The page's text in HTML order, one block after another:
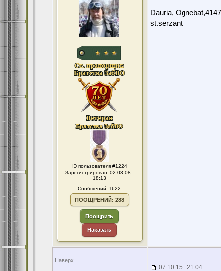
ID пользователя #1224
Зарегистрирован: 02.03.08 :
18:13
Сообщений: 1622
ПООЩРЕНИЙ: 288
Поощрить
Наказать
Dauria,
st.serzant
Наверх
07.10.15 : 21:04